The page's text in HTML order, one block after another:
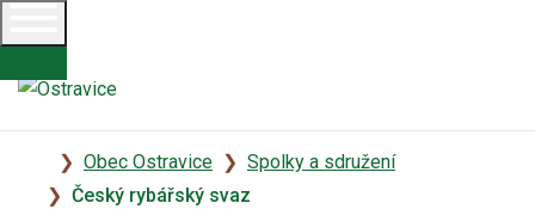
Úvodní
stránka
Obec Ostravice
Spolky a sdružení
Český rybářský svaz